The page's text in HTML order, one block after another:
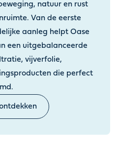
natuur en rust
Van de eerste
aanleg helpt Oase
een uitgebalanceerde
vijverfolie,
die perfect